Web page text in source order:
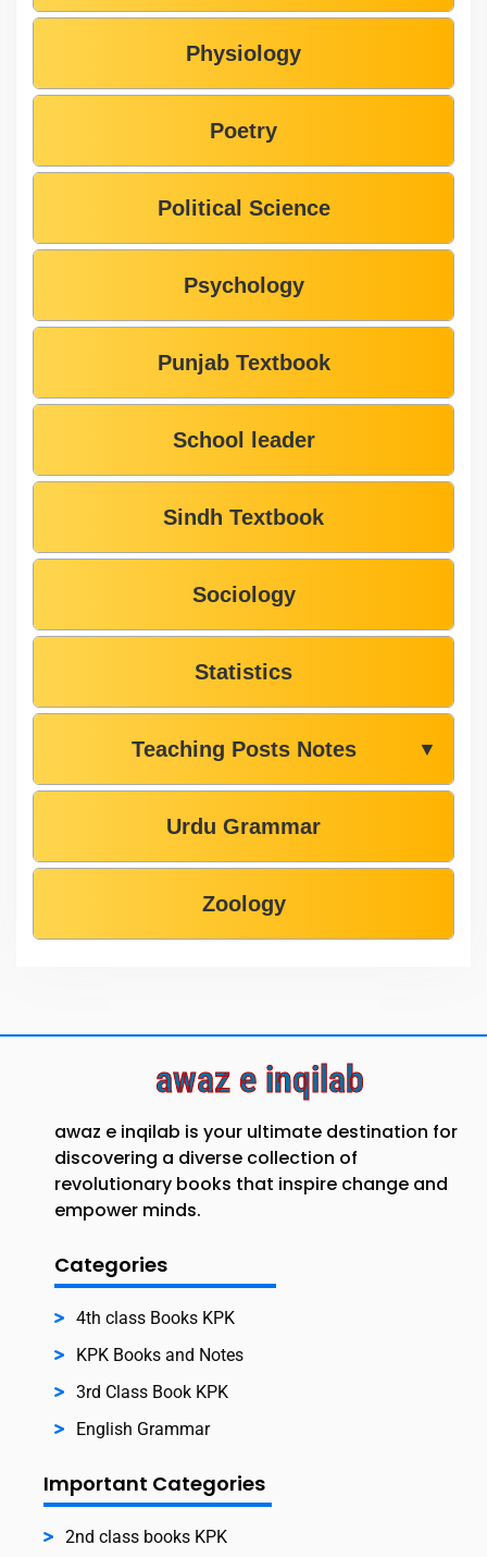
Physiology
Poetry
Political Science
Psychology
Punjab Textbook
School leader
Sindh Textbook
Sociology
Statistics
Teaching Posts Notes ▼
Urdu Grammar
Zoology
awaz e inqilab
awaz e inqilab is your ultimate destination for
discovering a diverse collection of
revolutionary books that inspire change and
empower minds.
Categories
4th class Books KPK
KPK Books and Notes
3rd Class Book KPK
English Grammar
Important Categories
2nd class books KPK